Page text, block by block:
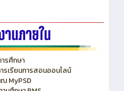
รศึกษา
รเรียนการสอนออนไลน์
MyPSD